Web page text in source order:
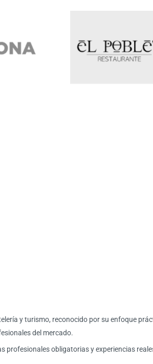
y turismo, reconocido por su enfoque
del mercado.
profesionales obligatorias y experiencias